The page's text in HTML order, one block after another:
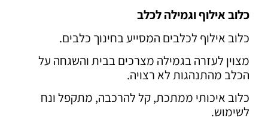
כלוב אילוף וגמילה לכלב
כלוב אילוף לכלבים המסייע בחינוך כלבים.
מצוין לעזרה בגמילה מצרכים בבית והשגחה על
הכלב מהתנהגות לא רצויה.
כלוב איכותי ממתכת, קל להרכבה, מתקפל ונח
לשימוש.